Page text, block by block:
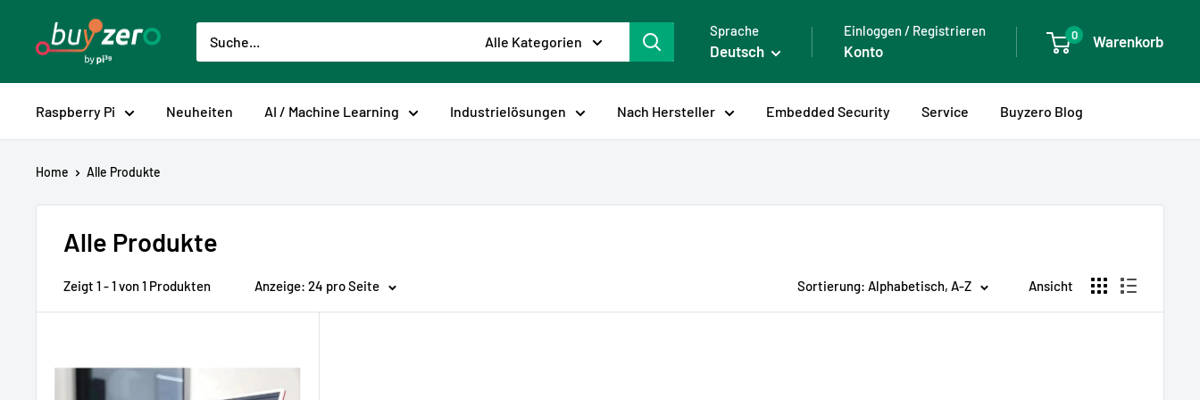
buyzero.de
Alle Kategorien
Sprache
Deutsch
Einloggen / Registrieren
Konto
0 Warenkorb
Raspberry Pi Neuheiten AI / Machine Learning Industrielösungen Nach Hersteller Embedded Security Service Buyzero Blog
Home Alle Produkte
Alle Produkte
Zeigt 1 - 1 von 1 Produkten Anzeige: 24 pro Seite Sortierung: Alphabetisch, A-Z Ansicht